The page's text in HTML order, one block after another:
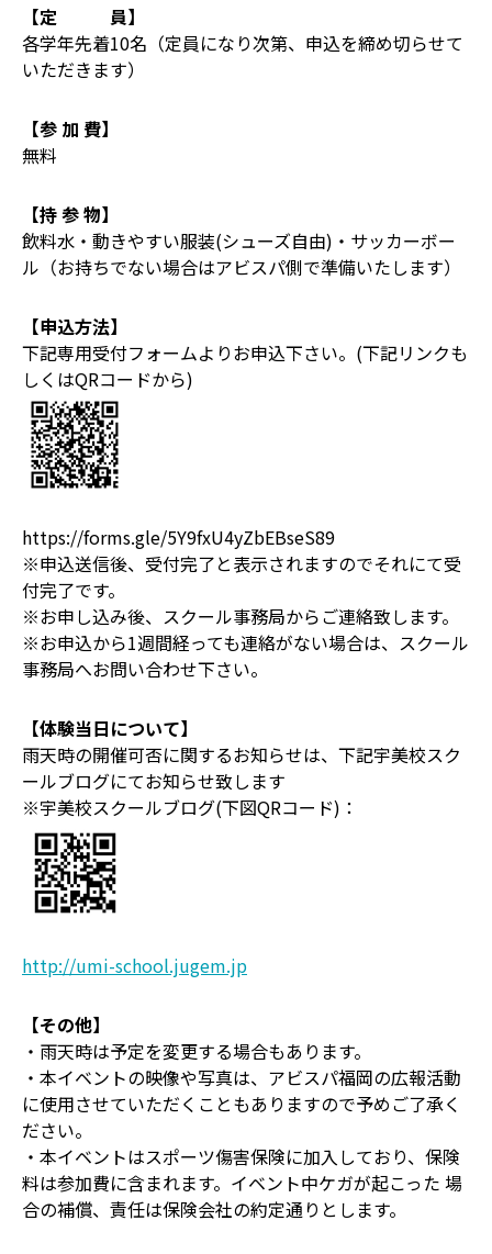
【定 員】
各学年先着10名（定員になり次第、申込を締め切らせて
いただきます）
【参 加 費】
無料
【持 参 物】
飲料水・動きやすい服装(シューズ自由)・サッカーボー
ル（お持ちでない場合はアビスパ側で準備いたします）
【申込方法】
下記専用受付フォームよりお申込下さい。(下記リンクも
しくはQRコードから)
https://forms.gle/5Y9fxU4yZbEBseS89
※申込送信後、受付完了と表示されますのでそれにて受
付完了です。
※お申し込み後、スクール事務局からご連絡致します。
※お申込から1週間経っても連絡がない場合は、スクール
事務局へお問い合わせ下さい。
【体験当日について】
雨天時の開催可否に関するお知らせは、下記宇美校スク
ールブログにてお知らせ致します
※宇美校スクールブログ(下図QRコード)：
http://umi-school.jugem.jp
【その他】
・雨天時は予定を変更する場合もあります。
・本イベントの映像や写真は、アビスパ福岡の広報活動
に使用させていただくこともありますので予めご了承く
ださい。
・本イベントはスポーツ傷害保険に加入しており、保険
料は参加費に含まれます。イベント中ケガが起こった 場
合の補償、責任は保険会社の約定通りとします。